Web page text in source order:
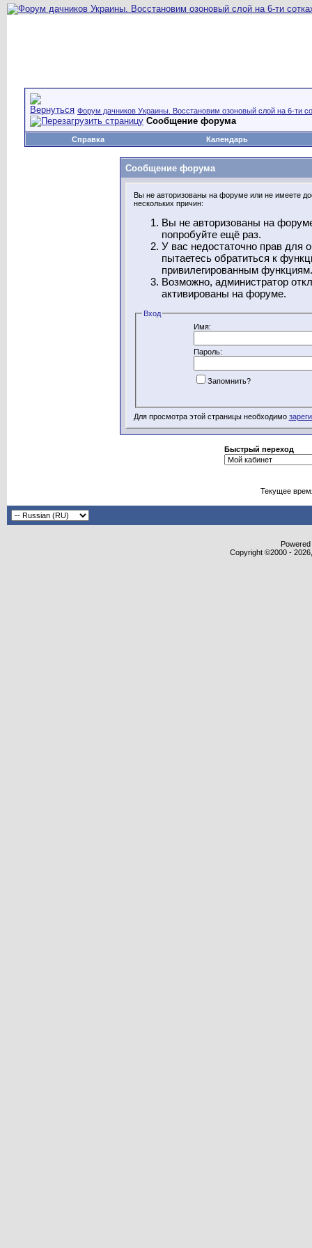
Форум дачников Украины. Восстановим озоновый слой на 6-ти
Сообщение форума
Справка Календарь
Сообщение форума
Вы не авторизованы на форуме или не имеете
нескольких причин:
Вы не авторизованы на
попробуйте ещё раз.
У вас недостаточно прав для
пытаетесь обратиться к
привилегированным функциям.
Возможно, администратор
активированы на форуме.
Вход
Имя:
Пароль:
Запомнить?
Для просмотра этой страницы необходимо
Быстрый переход
Текущее
Copyright ©2000 -